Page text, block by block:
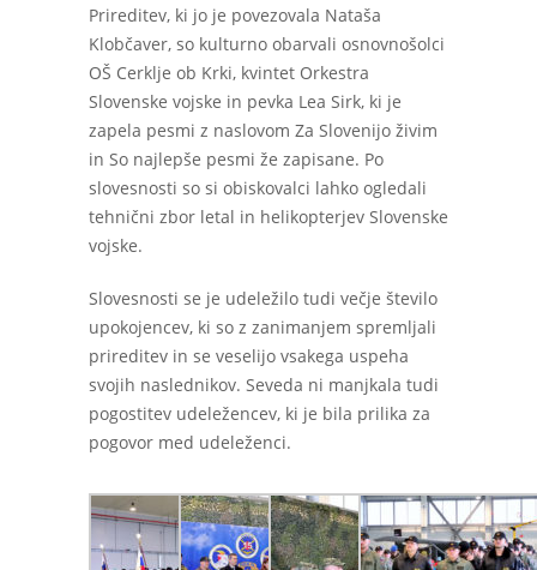
Prireditev, ki jo je povezovala Nataša
Klobčaver, so kulturno obarvali osnovnošolci
OŠ Cerklje ob Krki, kvintet Orkestra
Slovenske vojske in pevka Lea Sirk, ki je
zapela pesmi z naslovom Za Slovenijo živim
in So najlepše pesmi že zapisane. Po
slovesnosti so si obiskovalci lahko ogledali
tehnični zbor letal in helikopterjev Slovenske
vojske.
Slovesnosti se je udeležilo tudi večje število
upokojencev, ki so z zanimanjem spremljali
prireditev in se veselijo vsakega uspeha
svojih naslednikov. Seveda ni manjkala tudi
pogostitev udeležencev, ki je bila prilika za
pogovor med udeleženci.